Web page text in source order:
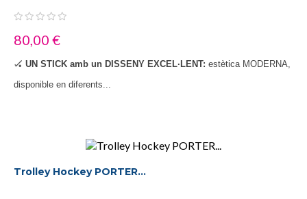
80,00 €
🏑 UN STICK amb un DISSENY EXCEL·LENT: estètica MODERNA,
disponible en diferents...
Trolley Hockey PORTER...